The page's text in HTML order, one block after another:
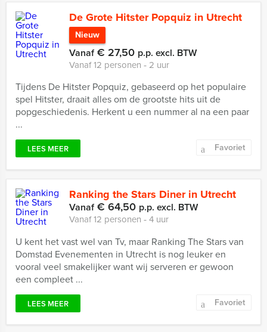
De Grote Hitster Popquiz in Utrecht
Nieuw
Vanaf€ 27,50 p.p. excl. BTW
Vanaf 12 personen ‐ 2 uur
Tijdens De Hitster Popquiz, gebaseerd op het populaire
spel Hitster, draait alles om de grootste hits uit de
popgeschiedenis. Herkent u een nummer al na een paar
...
LEES MEER Favoriet
Ranking the Stars Diner in Utrecht
Vanaf€ 64,50 p.p. excl. BTW
Vanaf 12 personen ‐ 4 uur
U kent het vast wel van Tv, maar Ranking The Stars van
Domstad Evenementen in Utrecht is nog leuker en
vooral veel smakelijker want wij serveren er gewoon
een compleet ...
LEES MEER Favoriet